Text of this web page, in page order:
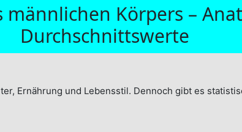
männlichen Körpers –
Durchschnittswerte
Ernährung und Lebensstil. Dennoch gibt es